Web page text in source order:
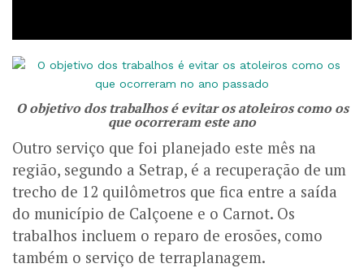
O objetivo dos trabalhos é evitar os atoleiros como os
que ocorreram este ano
Outro serviço que foi planejado este mês na
região, segundo a Setrap, é a recuperação de um
trecho de 12 quilômetros que fica entre a saída
do município de Calçoene e o Carnot. Os
trabalhos incluem o reparo de erosões, como
também o serviço de terraplanagem.